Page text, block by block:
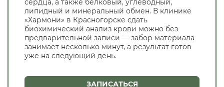
сердца, а также белковый, углеводный,
липидный и минеральный обмен. В клинике
«Хармони» в Красногорске сдать
биохимический анализ крови можно без
предварительной записи — забор материала
занимает несколько минут, а результат готов
уже на следующий день.
ЗАПИСАТЬСЯ